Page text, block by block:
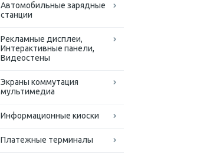
Автомобильные зарядные
станции
Рекламные дисплеи,
Интерактивные панели,
Видеостены
Экраны коммутация
мультимедиа
Информационные киоски
Платежные терминалы